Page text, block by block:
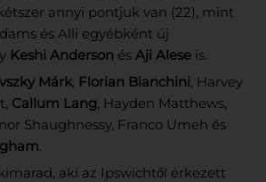
annyi pontjuk van (22), mint
és Alli egyébként új
Keshi Anderson és Aji Alese is.
Márk, Florian Bianchini, Harvey
Callum Lang, Hayden Matthews,
Shaughnessy, Franco Umeh és
.
aki az Ipswichtől érkezett